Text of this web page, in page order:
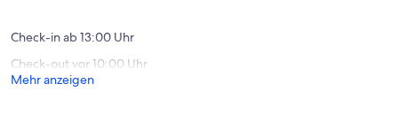
Check-in ab 13:00 Uhr
Check-out vor 10:00 Uhr
Mehr anzeigen